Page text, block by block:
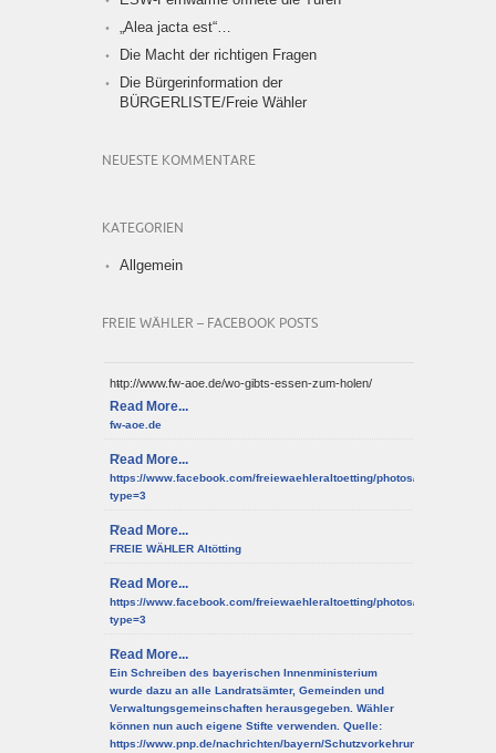
„Alea jacta est“…
Die Macht der richtigen Fragen
Die Bürgerinformation der
BÜRGERLISTE/Freie Wähler
NEUESTE KOMMENTARE
KATEGORIEN
Allgemein
FREIE WÄHLER – FACEBOOK POSTS
http://www.fw-aoe.de/wo-gibts-essen-zum-holen/
Read More...
fw-aoe.de
Read More...
https://www.facebook.com/freiewaehleraltoetting/photos/
type=3
Read More...
FREIE WÄHLER Altötting
Read More...
https://www.facebook.com/freiewaehleraltoetting/photos/
type=3
Read More...
Ein Schreiben des bayerischen Innenministerium
wurde dazu an alle Landratsämter, Gemeinden und
Verwaltungsgemeinschaften herausgegeben. Wähler
können nun auch eigene Stifte verwenden. Quelle:
https://www.pnp.de/nachrichten/bayern/Schutzvorkehrungen-